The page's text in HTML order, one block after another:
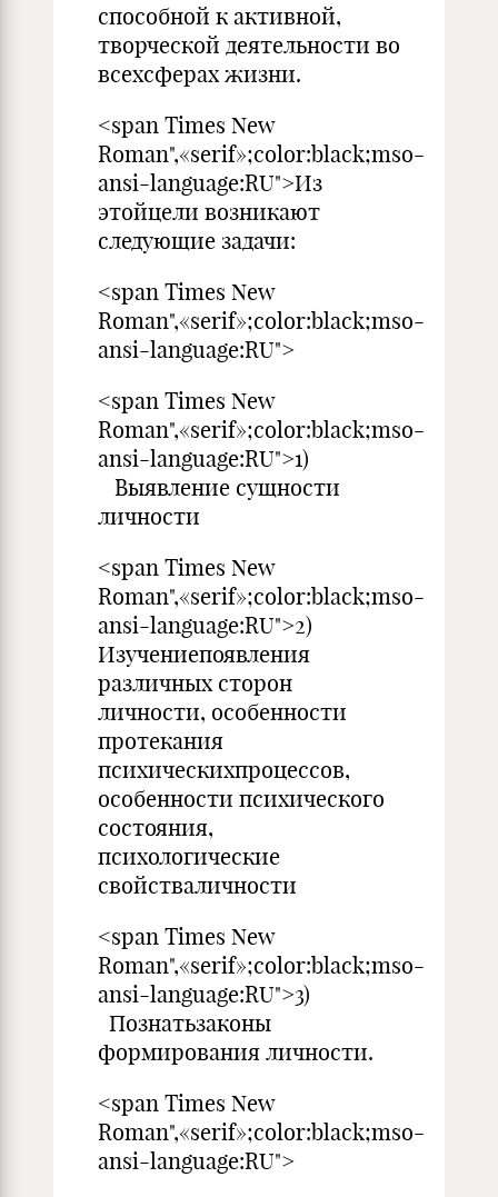
способной к активной,
творческой деятельности во
всехсферах жизни.
<span Times New
Roman",«serif»;color:black;mso-
ansi-language:RU">Из
этойцели возникают
следующие задачи:
<span Times New
Roman",«serif»;color:black;mso-
ansi-language:RU">
<span Times New
Roman",«serif»;color:black;mso-
ansi-language:RU">1)
Выявление сущности
личности
<span Times New
Roman",«serif»;color:black;mso-
ansi-language:RU">2)
Изучениепоявления
различных сторон
личности, особенности
протекания
психическихпроцессов,
особенности психического
состояния,
психологические
свойстваличности
<span Times New
Roman",«serif»;color:black;mso-
ansi-language:RU">3)
Познатьзаконы
формирования личности.
<span Times New
Roman",«serif»;color:black;mso-
ansi-language:RU">